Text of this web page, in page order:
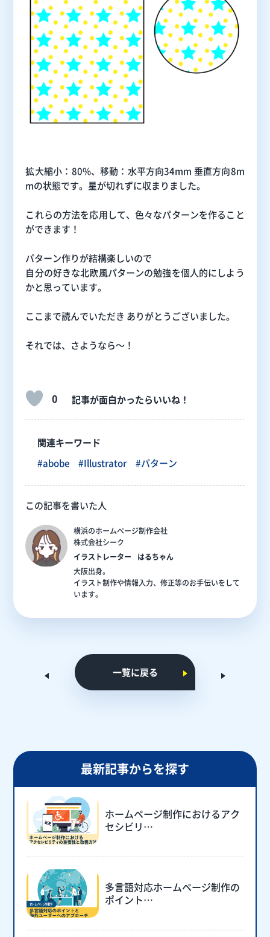
拡大縮小：80%、移動：水平方向34mm 垂直方向8m
mの状態です。星が切れずに収まりました。
これらの方法を応用して、色々なパターンを作ること
ができます！
パターン作りが結構楽しいので
自分の好きな北欧風パターンの勉強を個人的にしよう
かと思っています。
ここまで読んでいただき ありがとうございました。
それでは、さようなら～！
0 記事が面白かったらいいね！
関連キーワード
#abobe
#Illustrator #パターン
この記事を書いた人
横浜のホームページ制作会社
株式会社シーク
イラストレーター
はるちゃん
大阪出身。
イラスト制作や情報入力、修正等のお手伝いをして
います。
一覧に戻る
最新記事からを探す
ホームページ制作におけるアク
セシビリ…
多言語対応ホームページ制作の
ポイント…